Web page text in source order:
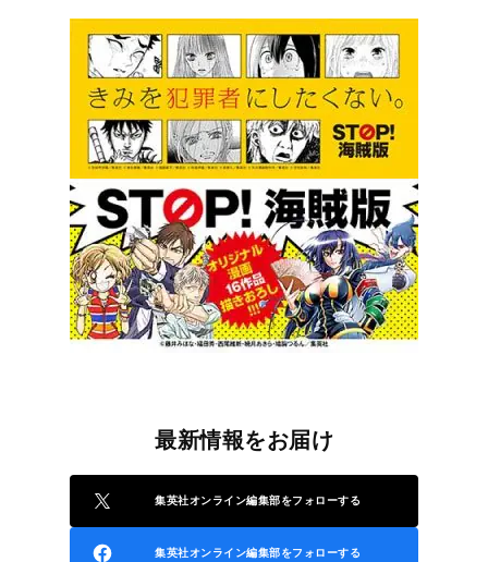
最新情報をお届け
集英社オンライン編集部をフォローする
集英社オンライン編集部をフォローする